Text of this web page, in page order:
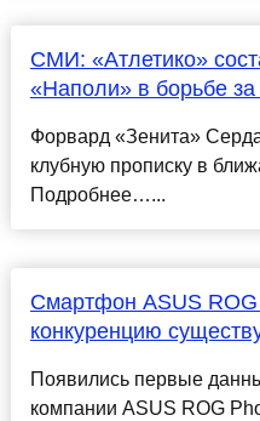
СМИ: «Атлетико»
«Наполи» в борьбе
Форвард «Зенита»
клубную прописку в
Подробнее…...
Смартфон ASUS ROG
конкуренцию
Появились первые
компании ASUS ROG